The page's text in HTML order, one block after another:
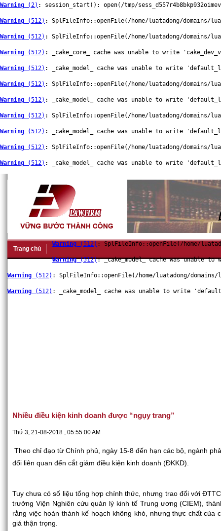
Warning (2) : session_start(): open(/tmp/
Warning (512) : SplFileInfo::openFile(/home/luatadong/domains/
Warning (512) : SplFileInfo::openFile(/home/luatadong/domains/
Warning (512) : _cake_core_ cache was unable to write
Warning (512) : _cake_model_ cache was unable to write
Warning (512) : SplFileInfo::openFile(/home/luatadong/domains/
Warning (512) : _cake_model_ cache was unable to write
Warning (512) : SplFileInfo::openFile(/home/luatadong/domains/
Warning (512) : _cake_model_ cache was unable to write
Warning (512) : SplFileInfo::openFile(/home/luatadong/domains/
Warning (512) : _cake_model_ cache was unable to write
Trang chủ
Warning (512) : SplFileInfo::openFile(/home/
Warning (512): _cake_model_ cache was unable
Warning (512) : SplFileInfo::openFile(/home/luatadong/domains/
Warning (512) : _cake_model_ cache was unable to write
Nhiều điều kiện kinh doanh được “ngụy trang”
Thứ 3, 21-08-2018 , 05:55:00 AM
Theo chỉ đạo từ Chính phủ, ngày 15-8 đến hạn các bộ, ngành
đổi liên quan đến cắt giảm điều kiện kinh doanh (ĐKKD).
Tuy chưa có số liệu tổng hợp chính thức, nhưng trao đổi với
trưởng Viện Nghiên cứu quản lý kinh tế Trung ương (CIEM),
rằng việc hoàn thành kế hoạch không khó, nhưng thực chất của
giá thận trọng.